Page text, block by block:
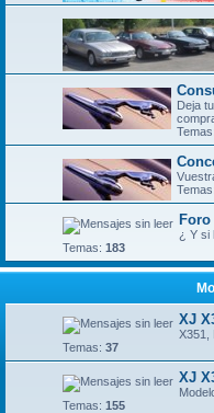
Deja
Temas:
Temas:
Foro
¿ Y si
Temas: 183
XJ
X351,
Temas: 37
XJ
Temas: 155